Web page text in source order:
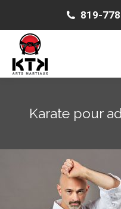
819-
Karate pour